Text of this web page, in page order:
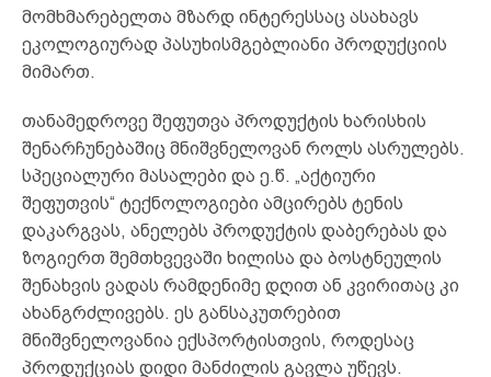
მომხმარებელთა მზარდ ინტერესსაც ასახავს
ეკოლოგიურად პასუხისმგებლიანი პროდუქციის
მიმართ.
თანამედროვე შეფუთვა პროდუქტის ხარისხის
შენარჩუნებაშიც მნიშვნელოვან როლს ასრულებს.
სპეციალური მასალები და ე.წ. „აქტიური
შეფუთვის“ ტექნოლოგიები ამცირებს ტენის
დაკარგვას, ანელებს პროდუქტის დაბერებას და
ზოგიერთ შემთხვევაში ხილისა და ბოსტნეულის
შენახვის ვადას რამდენიმე დღით ან კვირითაც კი
ახანგრძლივებს. ეს განსაკუთრებით
მნიშვნელოვანია ექსპორტისთვის, როდესაც
პროდუქციას დიდი მანძილის გავლა უწევს.